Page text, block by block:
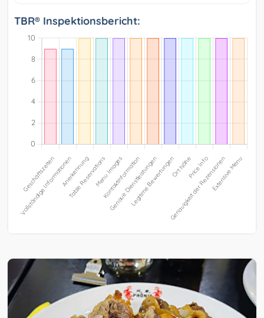
TBR® Inspektionsbericht: